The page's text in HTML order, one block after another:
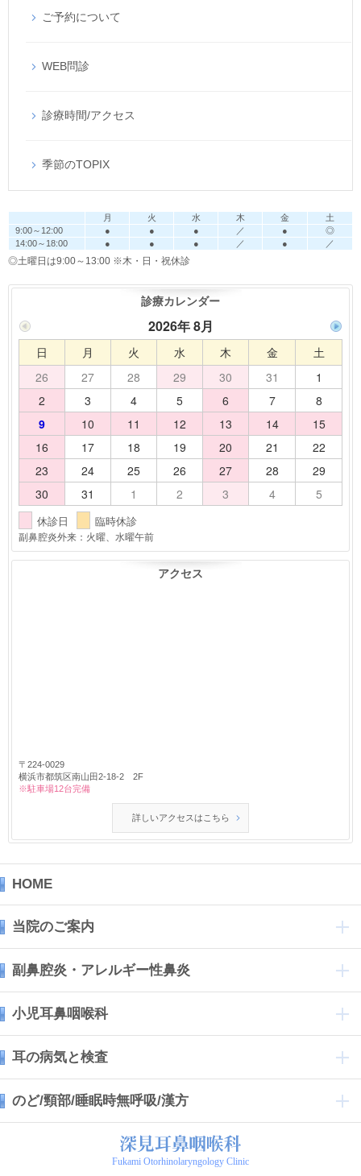
ご予約について
WEB問診
診療時間/アクセス
季節のTOPIX
月 火 水 木 金
土
9:00～12:00
● ● ● ／ ●
◎
14:00～18:00
● ● ● ／ ● ／
◎土曜日は9:00～13:00 ※木・日・祝休診
診療カレンダー
2026年 8月
日 月 火 水 木 金
土
26
27 28 29 30 31
1
2
3 4 5 6 7
8
9
10 11 12 13 14
15
16
17 18 19 20 21
22
23
24 25 26 27 28
29
30
31 1 2 3 4 5
休診日 臨時休診
副鼻腔炎外来：火曜、水曜午前
アクセス
〒224-0029
横浜市都筑区南山田2-18-2 2F
※駐車場12台完備
詳しいアクセスはこちら
HOME
当院のご案内
副鼻腔炎・アレルギー性鼻炎
小児耳鼻咽喉科
耳の病気と検査
のど/頸部/睡眠時無呼吸/漢方
Fukami Otorhinolaryngology Clinic